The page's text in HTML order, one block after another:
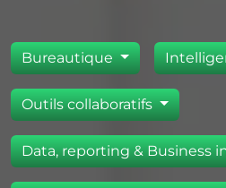
Bureautique
Outils collaboratifs
Data, reporting & Business